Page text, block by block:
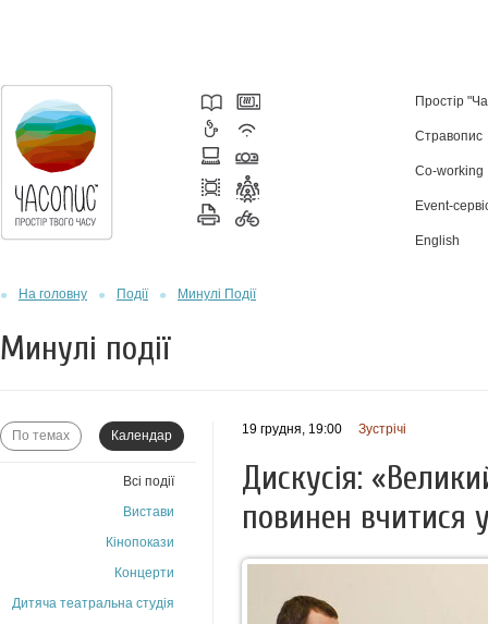
Простір
Стравопис
Co-working
Event-
English
На головну Події Минулі Події
Минулі події
По темах Календар
Всі події
Вистави
Кінопокази
Концерти
Дитяча театральна студія
19 грудня, 19:00 Зустрічі
Дискусія:
повинен вчитися